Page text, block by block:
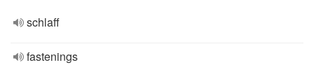
schlaff
fastenings